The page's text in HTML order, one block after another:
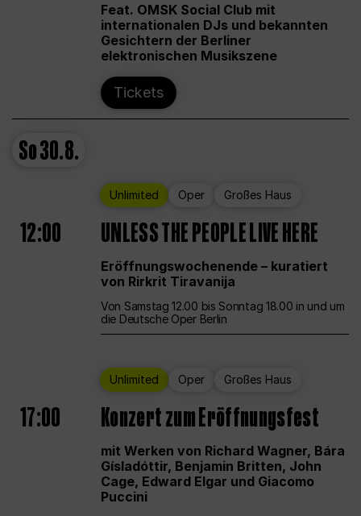
Feat. OMSK Social Club mit
internationalen DJs und bekannten
Gesichtern der Berliner
elektronischen Musikszene
Tickets
So30.8.
Unlimited Oper Großes Haus
12:00 UNLESS THE PEOPLE LIVE HERE
Eröffnungswochenende – kuratiert
von Rirkrit Tiravanija
Von Samstag 12.00 bis Sonntag 18.00 in und um
die Deutsche Oper Berlin
Unlimited Oper Großes Haus
17:00 Konzert zum Eröffnungsfest
mit Werken von Richard Wagner, Bára
Gísladóttir, Benjamin Britten, John
Cage, Edward Elgar und Giacomo
Puccini